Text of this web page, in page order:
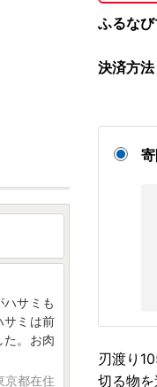
ふるな
決済方法
刃渡り
切る物
サミも
サミは前
た。お肉
都在住